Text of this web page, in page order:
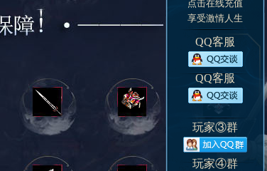
点击在线充值
享受激情人生
QQ客服
QQ客服
玩家③群
玩家④群